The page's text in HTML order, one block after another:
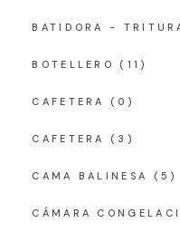
BATIDORA -
BOTELLERO (11)
CAFETERA (0)
CAFETERA (3)
CAMA BALINESA (5)
CÁMARA